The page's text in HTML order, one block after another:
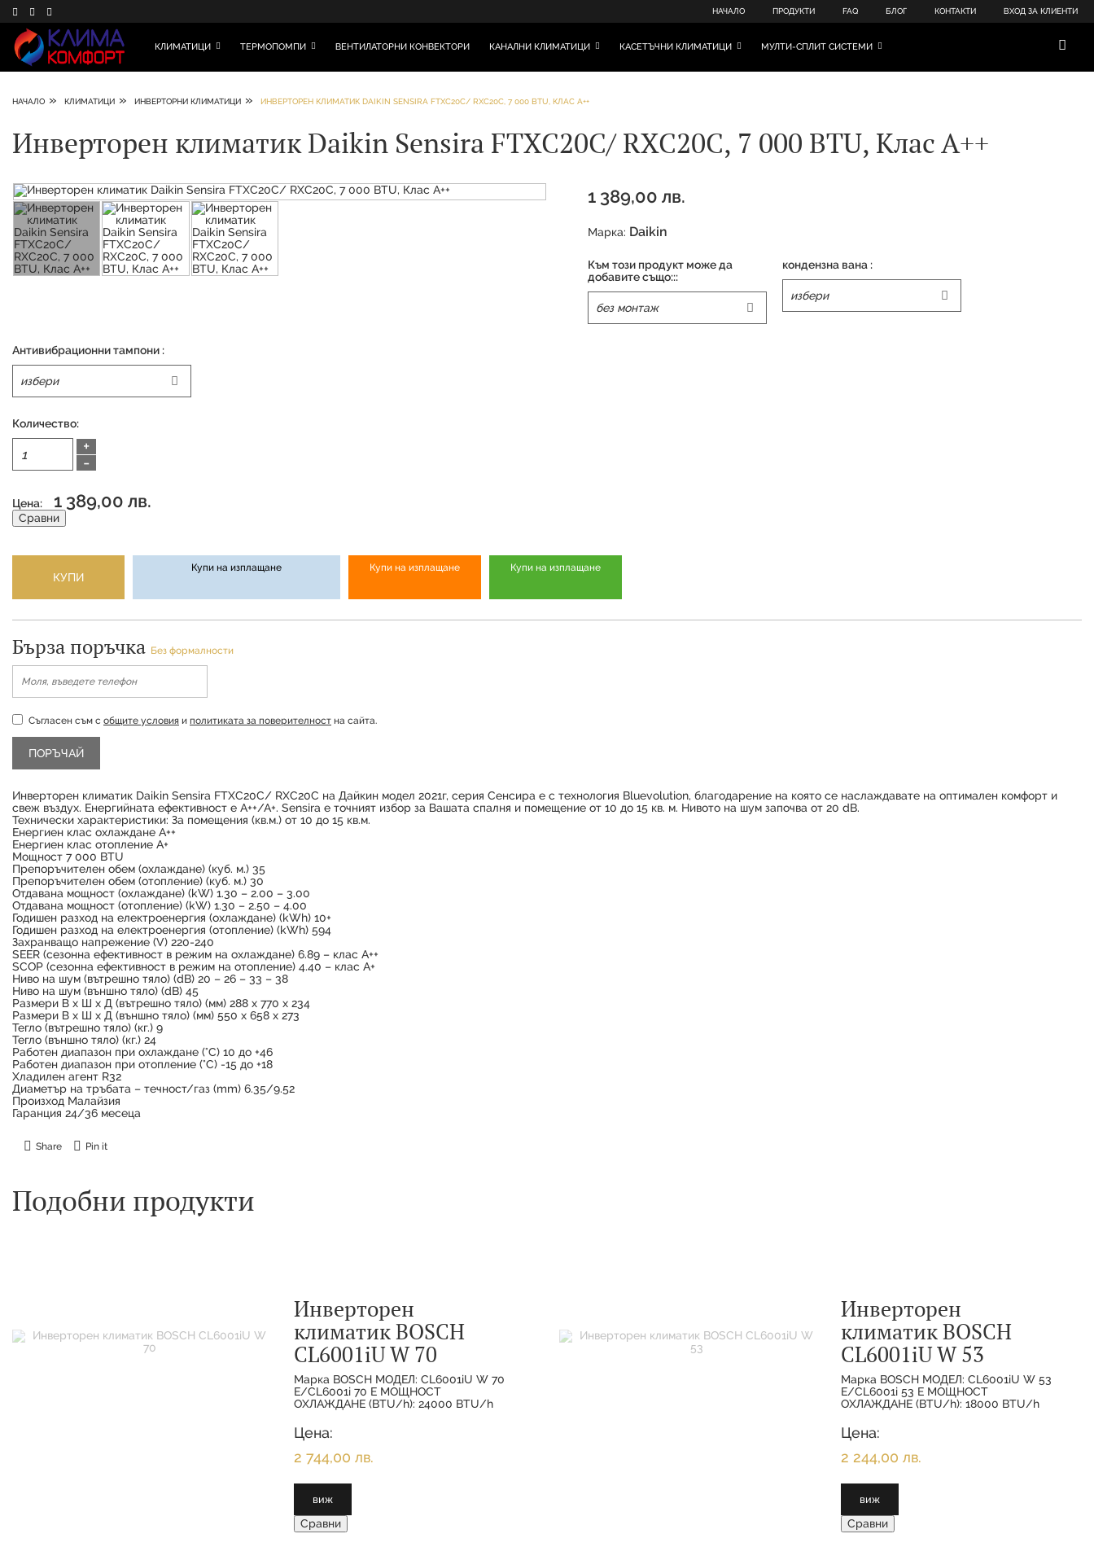
НАЧАЛО ПРОДУКТИ FAQ БЛОГ КОНТАКТИ ВХОД ЗА КЛИЕНТИ
КЛИМАТИЦИ ТЕРМОПОМПИ ВЕНТИЛАТОРНИ КОНВЕКТОРИ КАНАЛНИ КЛИМАТИЦИ КАСЕТЪЧНИ КЛИМАТИЦИ МУЛТИ-СПЛИТ СИСТЕМИ
НАЧАЛО » КЛИМАТИЦИ » ИНВЕРТОРНИ КЛИМАТИЦИ » ИНВЕРТОРЕН КЛИМАТИК DAIKIN SENSIRA FTXC20C/ RXC20C, 7 000 BTU, КЛАС А++
Инверторен климатик Daikin Sensira FTXC20C/ RXC20C, 7 000 BTU, Клас А++
1 389,00 лв.
Марка: Daikin
Към този продукт може да
добавите също:::
кондензна вана :
Антивибрационни тампони :
Количество:
+
-
Цена: 1 389,00 лв.
Сравни
КУПИ
Купи на изплащане Купи на изплащане Купи на изплащане
Бърза поръчка Без формалности
Съгласен съм с общите условия и политиката за поверителност на сайта.
Инверторен климатик Daikin Sensira FTXC20C/ RXC20C на Дайкин модел 2021г, серия Сенсира е с технология Bluevolution, благодарение на която се наслаждавате на оптимален комфорт и
свеж въздух. Енергийната ефективност е А++/А+. Sensira е точният избор за Вашата спалня и помещение от 10 до 15 кв. м. Нивото на шум започва от 20 dB.
Технически характеристики: За помещения (кв.м.) oт 10 до 15 кв.м.
Енергиен клас охлаждане А++
Енергиен клас отопление А+
Мощност 7 000 BTU
Препоръчителен обем (охлаждане) (куб. м.) 35
Препоръчителен обем (отопление) (куб. м.) 30
Отдавана мощност (охлаждане) (kW) 1.30 – 2.00 – 3.00
Отдавана мощност (отопление) (kW) 1.30 – 2.50 – 4.00
Годишен разход на електроенергия (oхлаждане) (kWh) 10+
Годишен разход на електроенергия (oтопление) (kWh) 594
Захранващо напрежение (V) 220-240
SEER (сезонна ефективност в режим на охлаждане) 6.89 – клас А++
SCOP (сезонна ефективност в режим на отопление) 4.40 – клас А+
Ниво на шум (вътрешно тяло) (dB) 20 – 26 – 33 – 38
Ниво на шум (външно тяло) (dB) 45
Размери В х Ш х Д (вътрешно тяло) (мм) 288 x 770 x 234
Размери В х Ш х Д (външно тяло) (мм) 550 x 658 x 273
Тегло (вътрешно тяло) (кг.) 9
Тегло (външно тяло) (кг.) 24
Работен диапазон при охлаждане (°C) 10 до +46
Работен диапазон при отопление (°C) -15 до +18
Хладилен агент R32
Диаметър на тръбата – течност/газ (mm) 6.35/9.52
Произход Малайзия
Гаранция 24/36 месеца
Share Pin it
Подобни продукти
Инверторен
климатик BOSCH
CL6001iU W 70
Марка BOSCH МОДЕЛ: CL6001iU W 70
E/CL6001i 70 E МОЩНОСТ
ОХЛАЖДАНЕ (BTU/h): 24000 BTU/h
7.000 KW МОЩНОСТ
ОТОПЛЕНИЕ(НОМИНАЛНА):
Цена:
2 744,00 лв.
виж
Сравни
Инверторен
климатик BOSCH
CL6001iU W 53
Марка BOSCH МОДЕЛ: CL6001iU W 53
E/CL6001i 53 E МОЩНОСТ
ОХЛАЖДАНЕ (BTU/h): 18000 BTU/h
5.300 KW МОЩНОСТ
ОТОПЛЕНИЕ(НОМИНАЛНА):
Цена:
2 244,00 лв.
виж
Сравни